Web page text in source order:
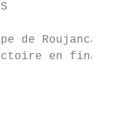
de Roujancaux
en finale